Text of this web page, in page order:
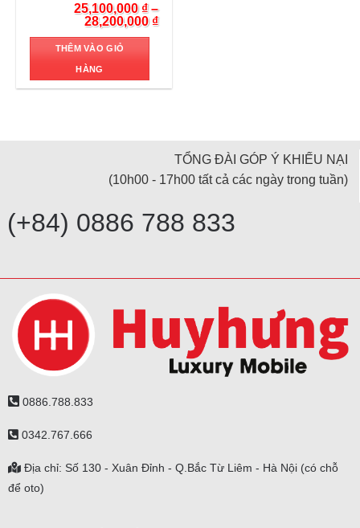
25,100,000 ₫–
28,200,000 ₫
THÊM VÀO GIỎ
HÀNG
TỔNG ĐÀI GÓP Ý KHIẾU NẠI
(10h00 - 17h00 tất cả các ngày trong tuần)
(+84) 0886 788 833
0886.788.833
0342.767.666
Địa chỉ: Số 130 - Xuân Đỉnh - Q.Bắc Từ Liêm - Hà Nội (có chỗ
để oto)